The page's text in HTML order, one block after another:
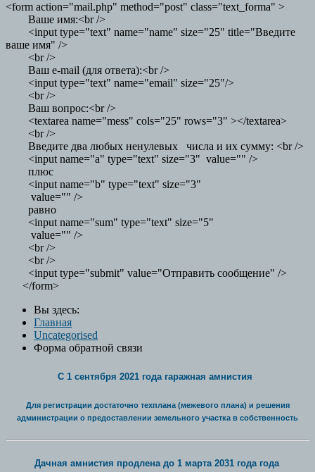
<form action="mail.php" method="post" class="text_forma" >
Ваше имя:<br />
<input type="text" name="name" size="25" title="Введите
ваше имя" />
<br />
Ваш e-mail (для ответа):<br />
<input type="text" name="email" size="25"/>
<br />
Ваш вопрос:<br />
<textarea name="mess" cols="25" rows="3" ></textarea>
<br />
Введите два любых ненулевых числа и их сумму: <br />
<input name="a" type="text" size="3" value="" />
плюс
<input name="b" type="text" size="3"
value="" />
равно
<input name="sum" type="text" size="5"
value="" />
<br />
<br />
<input type="submit" value="Отправить сообщение" />
</form>
Вы здесь:
Главная
Uncategorised
Форма обратной связи
С 1 сентября 2021 года гаражная амнистия
Для регистрации достаточно техплана (межевого плана) и решения
администрации о предоставлении земельного участка в собственность
Дачная амнистия продлена до 1 марта 2031 года года